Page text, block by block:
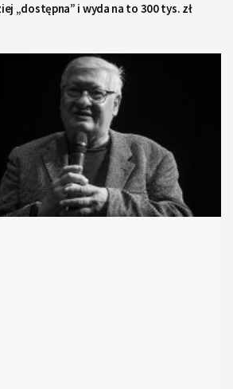
„dostępna” i wyda na to 300 tys. zł